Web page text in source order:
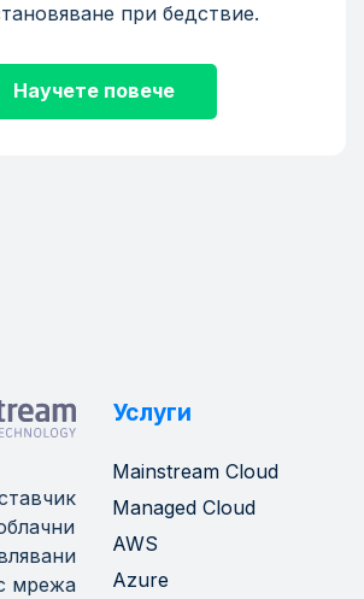
при бедствие.
Научете повече
мрежа
Услуги
Mainstream Cloud
Managed Cloud
AWS
Azure